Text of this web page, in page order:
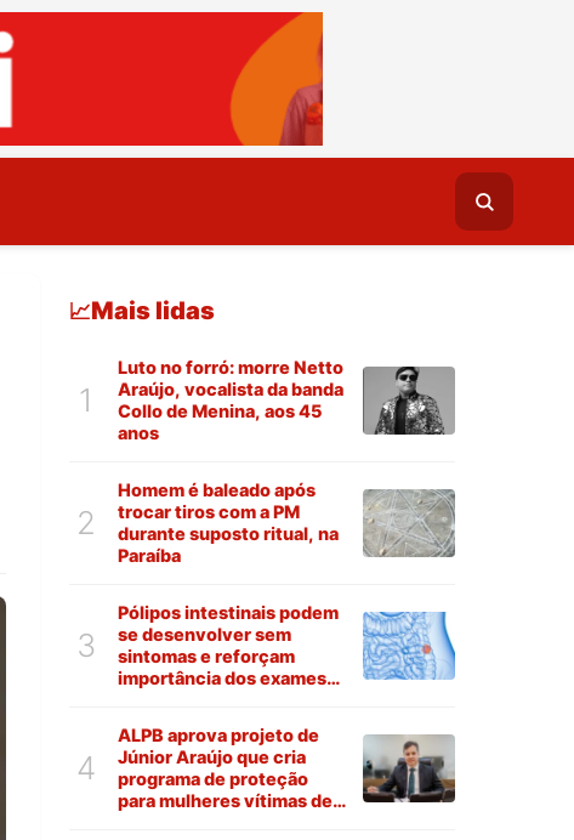
📈Mais lidas
1
Luto no forró: morre Netto
Araújo, vocalista da banda
Collo de Menina, aos 45
anos
2
Homem é baleado após
trocar tiros com a PM
durante suposto ritual, na
Paraíba
3
Pólipos intestinais podem
se desenvolver sem
sintomas e reforçam
importância dos exames
4
ALPB aprova projeto de
Júnior Araújo que cria
programa de proteção
para mulheres vítimas de